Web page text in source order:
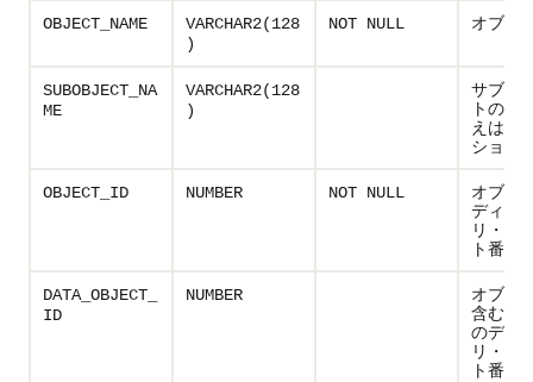
OBJECT_NAME
VARCHAR2(128
)
NOT NULL オブジ
SUBOBJECT_NA
ME
VARCHAR2(128
)
サブオ
トの名
えは、
ション)
OBJECT_ID NUMBER NOT NULL
オブジ
ディク
リ・オ
ト番号
DATA_OBJECT_
ID
NUMBER
オブジ
含むセ
のディ
リ・オ
ト番号